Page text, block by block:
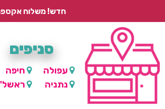
חדש! משלוח אקספרס בהתאם לרשימת היישובים – עד
סניפים
עפולה
חיפה
נתניה